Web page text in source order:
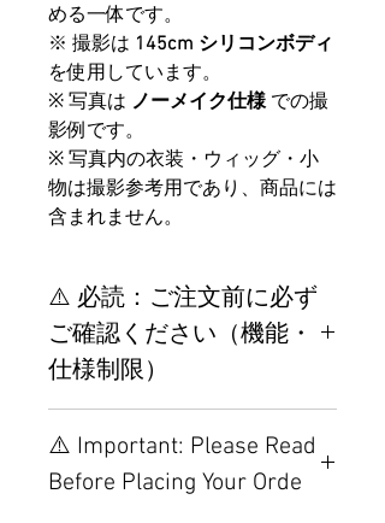
める一体です。
※ 撮影は 145cm シリコンボディ
を使用しています。
※ 写真は ノーメイク仕様での撮
影例です。
※ 写真内の衣装・ウィッグ・小
物は撮影参考用であり、商品には
含まれません。
⚠️ 必読：ご注文前に必ず
ご確認ください（機能・
仕様制限）
置制限について
その他の配置はTPEに関連し
⚠️ Important: Please Read
Before Placing Your Orde